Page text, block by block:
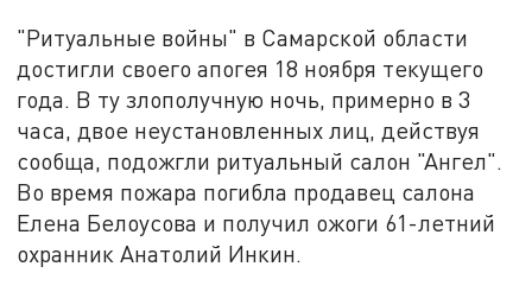
"Ритуальные войны" в Самарской области
достигли своего апогея 18 ноября текущего
года. В ту злополучную ночь, примерно в 3
часа, двое неустановленных лиц, действуя
сообща, подожгли ритуальный салон "Ангел".
Во время пожара погибла продавец салона
Елена Белоусова и получил ожоги 61-летний
охранник Анатолий Инкин.